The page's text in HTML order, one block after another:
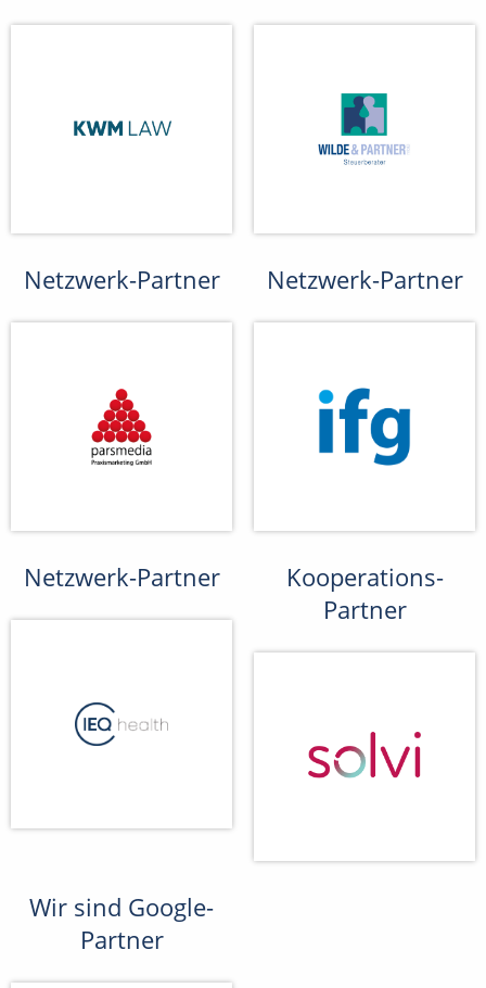
Netzwerk-Partner Netzwerk-Partner
Netzwerk-Partner
Kooperations-
Partner
Wir sind Google-
Partner